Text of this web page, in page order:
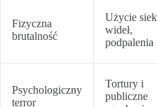
Fizyczna
brutalność
Użycie
wideł,
podpalenia
Psychologiczny
terror
Tortury i
publiczne